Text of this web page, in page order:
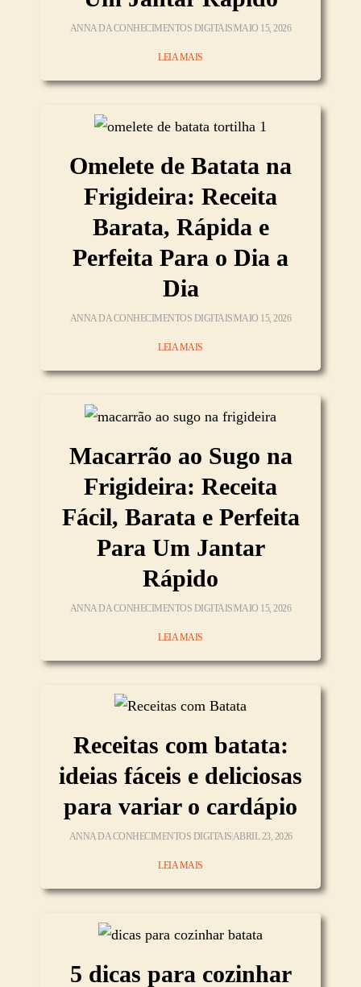
ANNA DA CONHECIMENTOS DIGITAISMAIO 15, 2026
LEIA MAIS
Omelete de Batata na
Frigideira: Receita
Barata, Rápida e
Perfeita Para o Dia a
Dia
ANNA DA CONHECIMENTOS DIGITAISMAIO 15, 2026
LEIA MAIS
Macarrão ao Sugo na
Frigideira: Receita
Fácil, Barata e Perfeita
Para Um Jantar
Rápido
ANNA DA CONHECIMENTOS DIGITAISMAIO 15, 2026
LEIA MAIS
Receitas com batata:
ideias fáceis e deliciosas
para variar o cardápio
ANNA DA CONHECIMENTOS DIGITAISABRIL 23, 2026
LEIA MAIS
5 dicas para cozinhar